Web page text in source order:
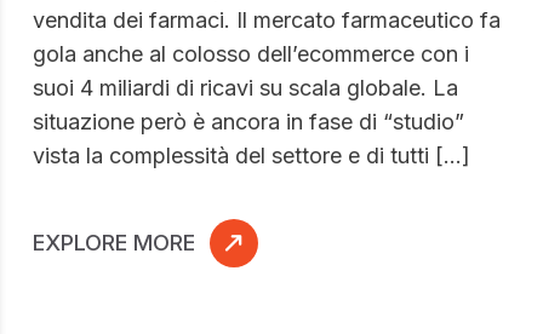
vendita dei farmaci. Il mercato farmaceutico fa
gola anche al colosso dell’ecommerce con i
suoi 4 miliardi di ricavi su scala globale. La
situazione però è ancora in fase di “studio”
vista la complessità del settore e di tutti […]
EXPLORE MORE